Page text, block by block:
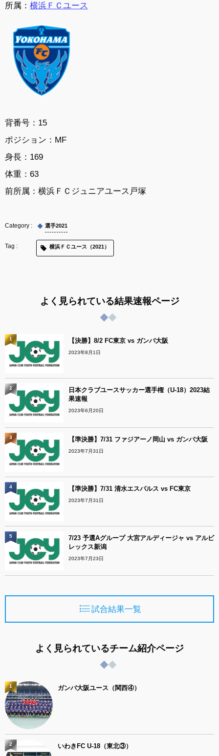
所属： 横浜ＦＣユース
背番号：15
ポジション：MF
身長：169
体重：63
前所属：横浜ＦＣジュニアユース戸塚
選手2021
横浜ＦＣユース（2021）
よく見られている結果速報ページ
【決勝】8/2 FC東京 vs ガンバ大阪
2023年8月1日
1
日本クラブユースサッカー選手権（U-18）2023結
果速報
2023年6月20日
2
【準決勝】7/31 ファジアーノ岡山 vs ガンバ大阪
2023年7月31日
3
【準決勝】7/31 清水エスパルス vs FC東京
2023年7月31日
4
7/23 予選Aグループ 大宮アルディージャ vs アルビ
レックス新潟
2023年7月23日
5
試合結果一覧
よく見られているチーム紹介ページ
ガンバ大阪ユース（関西④）
1
いわきFC U-18（東北③）
2